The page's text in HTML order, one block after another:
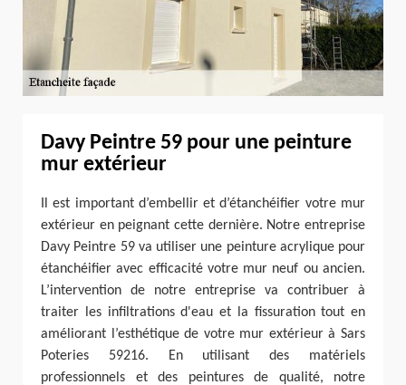
Davy Peintre 59 pour une peinture
mur extérieur
Il est important d’embellir et d’étanchéifier votre mur
extérieur en peignant cette dernière. Notre entreprise
Davy Peintre 59 va utiliser une peinture acrylique pour
étanchéifier avec efficacité votre mur neuf ou ancien.
L’intervention de notre entreprise va contribuer à
traiter les infiltrations d'eau et la fissuration tout en
améliorant l’esthétique de votre mur extérieur à Sars
Poteries 59216. En utilisant des matériels
professionnels et des peintures de qualité, notre